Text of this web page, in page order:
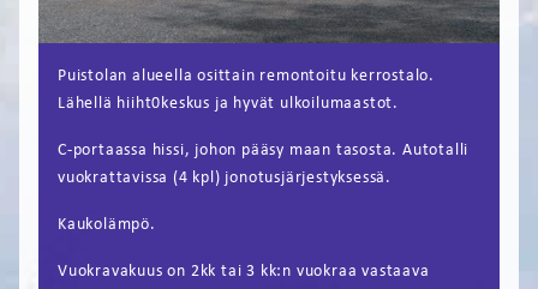
Puistolan alueella osittain remontoitu kerrostalo.
Lähellä hiiht0keskus ja hyvät ulkoilumaastot.
C-portaassa hissi, johon pääsy maan tasosta. Autotalli
vuokrattavissa (4 kpl) jonotusjärjestyksessä.
Kaukolämpö.
Vuokravakuus on 2kk tai 3 kk:n vuokraa vastaava